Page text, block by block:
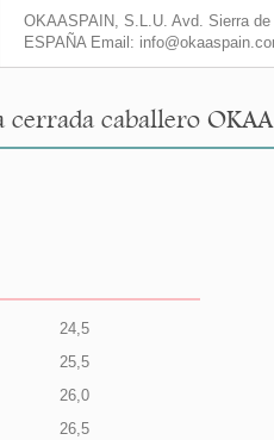
OKAASPAIN, S.L.U. Avd. Sierra
ESPAÑA Email:
cerrada caballero
24,5
25,5
26,0
26,5